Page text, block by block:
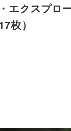
エクスプロ
枚）